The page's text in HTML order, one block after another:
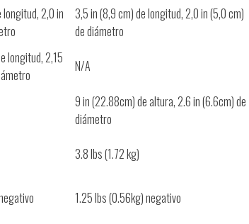
2,0 in
3,5 in (8,9 cm) de longitud, 2,0 in (5,0 cm)
de diámetro
longitud, 2,15
N/A
9 in (22.88cm) de altura, 2.6 in (6.6cm) de
diámetro
3.8 lbs (1.72 kg)
1.25 lbs (0.56kg) negativo